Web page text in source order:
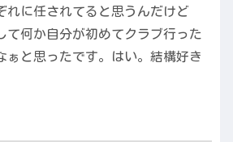
れに任されてると思うんだけど
て何か自分が初めてクラブ行った
ぁと思ったです。はい。結構好き